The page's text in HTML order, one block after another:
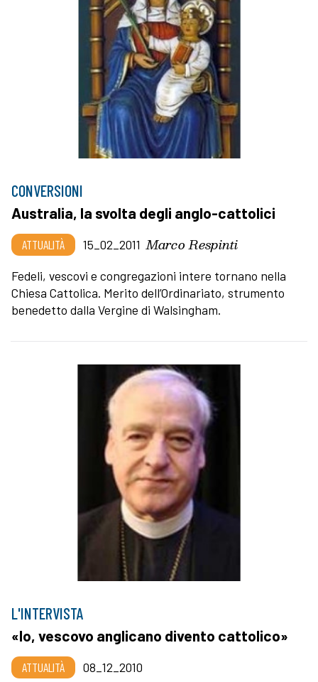
CONVERSIONI
Australia, la svolta degli anglo-cattolici
ATTUALITÀ 15_02_2011 Marco Respinti
Fedeli, vescovi e congregazioni intere tornano nella
Chiesa Cattolica. Merito dell’Ordinariato, strumento
benedetto dalla Vergine di Walsingham.
L'INTERVISTA
«Io, vescovo anglicano divento cattolico»
ATTUALITÀ 08_12_2010